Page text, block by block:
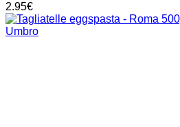
2.95€